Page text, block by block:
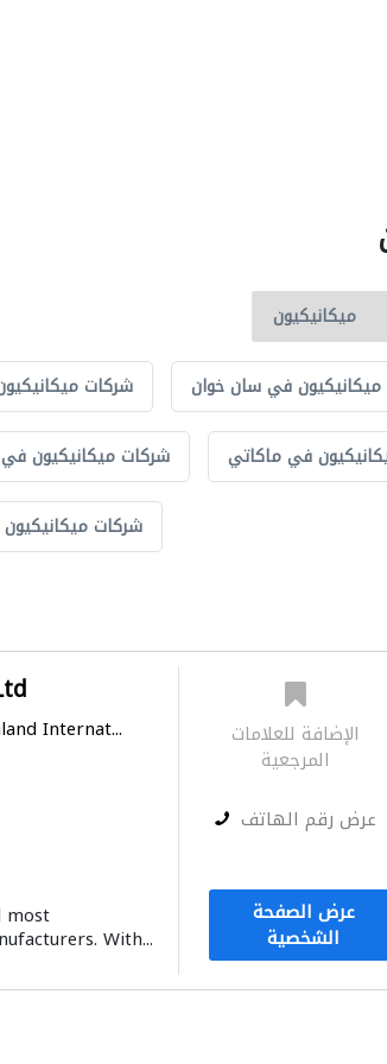
شركات في سان خوان
شركات ميكانيكيون في ماكاتي
شركات
Internat...
most
With...
الإضافة للعلامات
المرجعية
عرض رقم الهاتف
عرض الصفحة
الشخصية